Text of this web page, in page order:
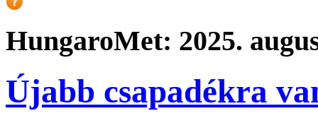
HungaroMet: 2025.
Újabb csapadékra